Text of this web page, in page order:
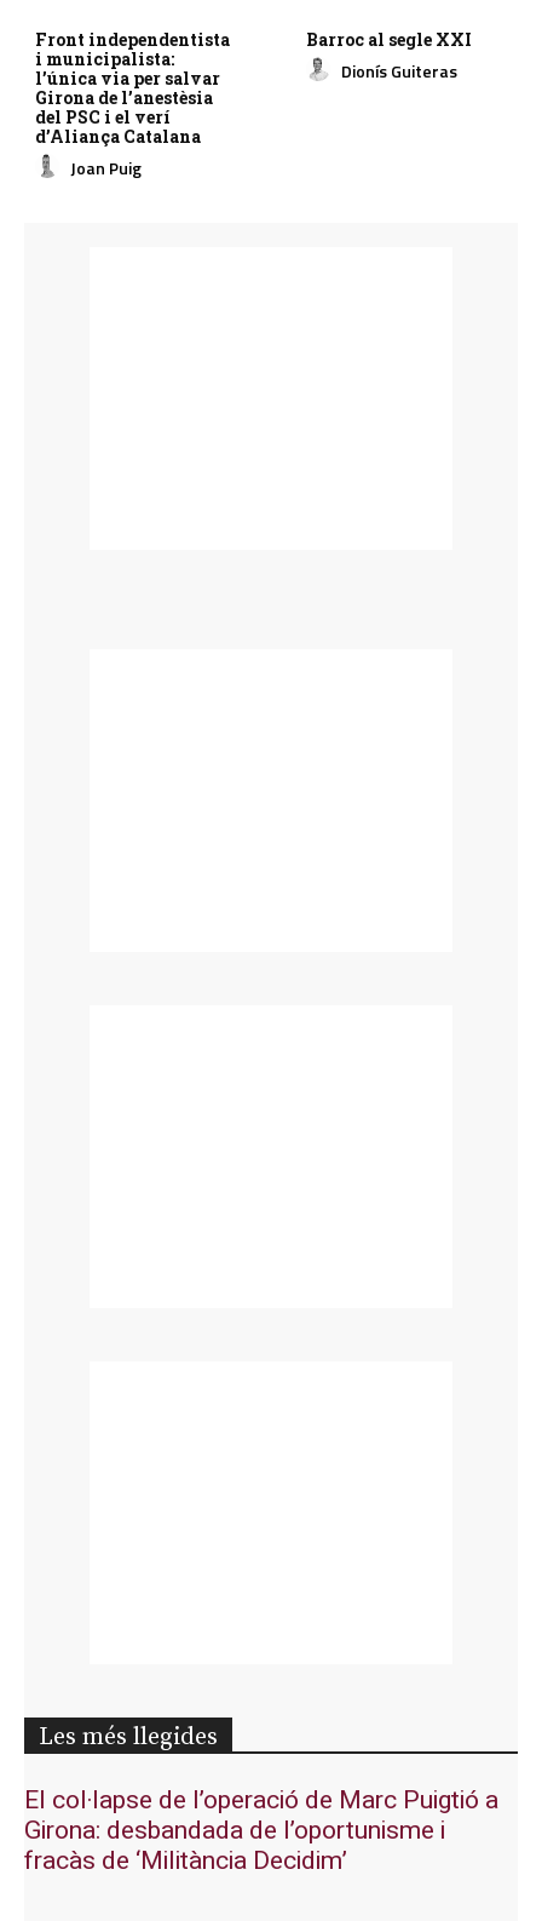
Front independentista
i municipalista:
l’única via per salvar
Girona de l’anestèsia
del PSC i el verí
d’Aliança Catalana
Joan Puig
Barroc al segle XXI
Dionís Guiteras
Les més llegides
El col·lapse de l’operació de Marc Puigtió a
Girona: desbandada de l’oportunisme i
fracàs de ‘Militància Decidim’